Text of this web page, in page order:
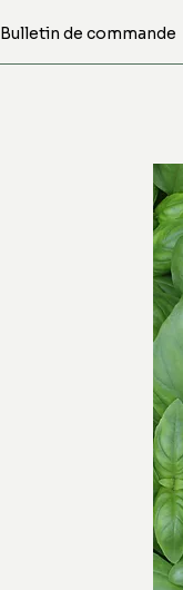
Bulletin de commande